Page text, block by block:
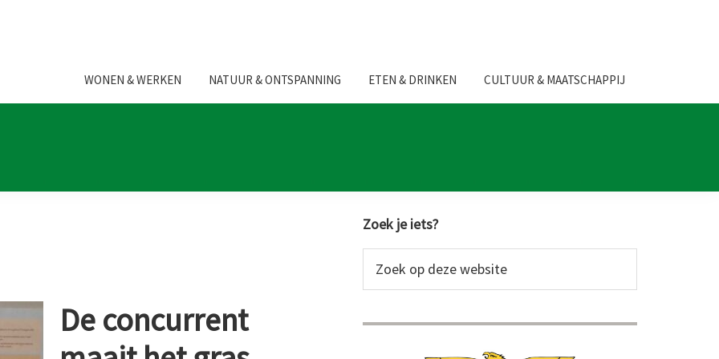
WONEN & WERKEN NATUUR & ONTSPANNING ETEN & DRINKEN CULTUUR & MAATSCHAPPIJ
De concurrent
Primaire
Sidebar
Zoek je iets?
op
website